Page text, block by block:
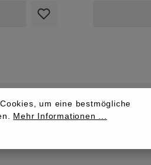
um eine bestmögliche
Mehr Informationen ...